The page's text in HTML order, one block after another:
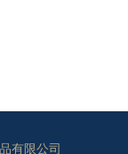
有限公司